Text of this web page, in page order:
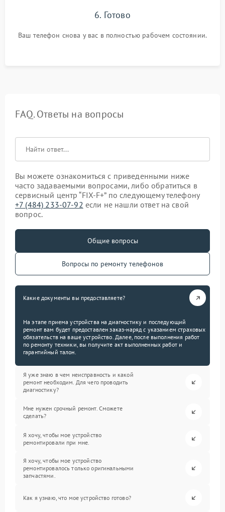
6. Готово
Ваш телефон снова у вас в полностью рабочем состоянии.
FAQ. Ответы на вопросы
Вы можете ознакомиться с приведенными ниже
часто задаваемыми вопросами, либо обратиться в
сервисный центр “FIX-F+” по следующему телефону
+7 (484) 233-07-92 если не нашли ответ на свой
вопрос.
Общие вопросы
Вопросы по ремонту телефонов
Какие документы вы предоставляете?
На этапе приема устройства на диагностику и последующий
ремонт вам будет предоставлен заказ-наряд с указанием страховых
обязательств на ваше устройство. Далее, после выполнения работ
по ремонту техники, вы получите акт выполненных работ и
гарантийный талон.
Я уже знаю в чем неисправность и какой
ремонт необходим. Для чего проводить
диагностику?
Мне нужен срочный ремонт. Сможете
сделать?
Я хочу, чтобы мое устройство
ремонтировали при мне.
Я хочу, чтобы мое устройство
ремонтировалось только оригинальными
запчастями.
Как я узнаю, что мое устройство готово?